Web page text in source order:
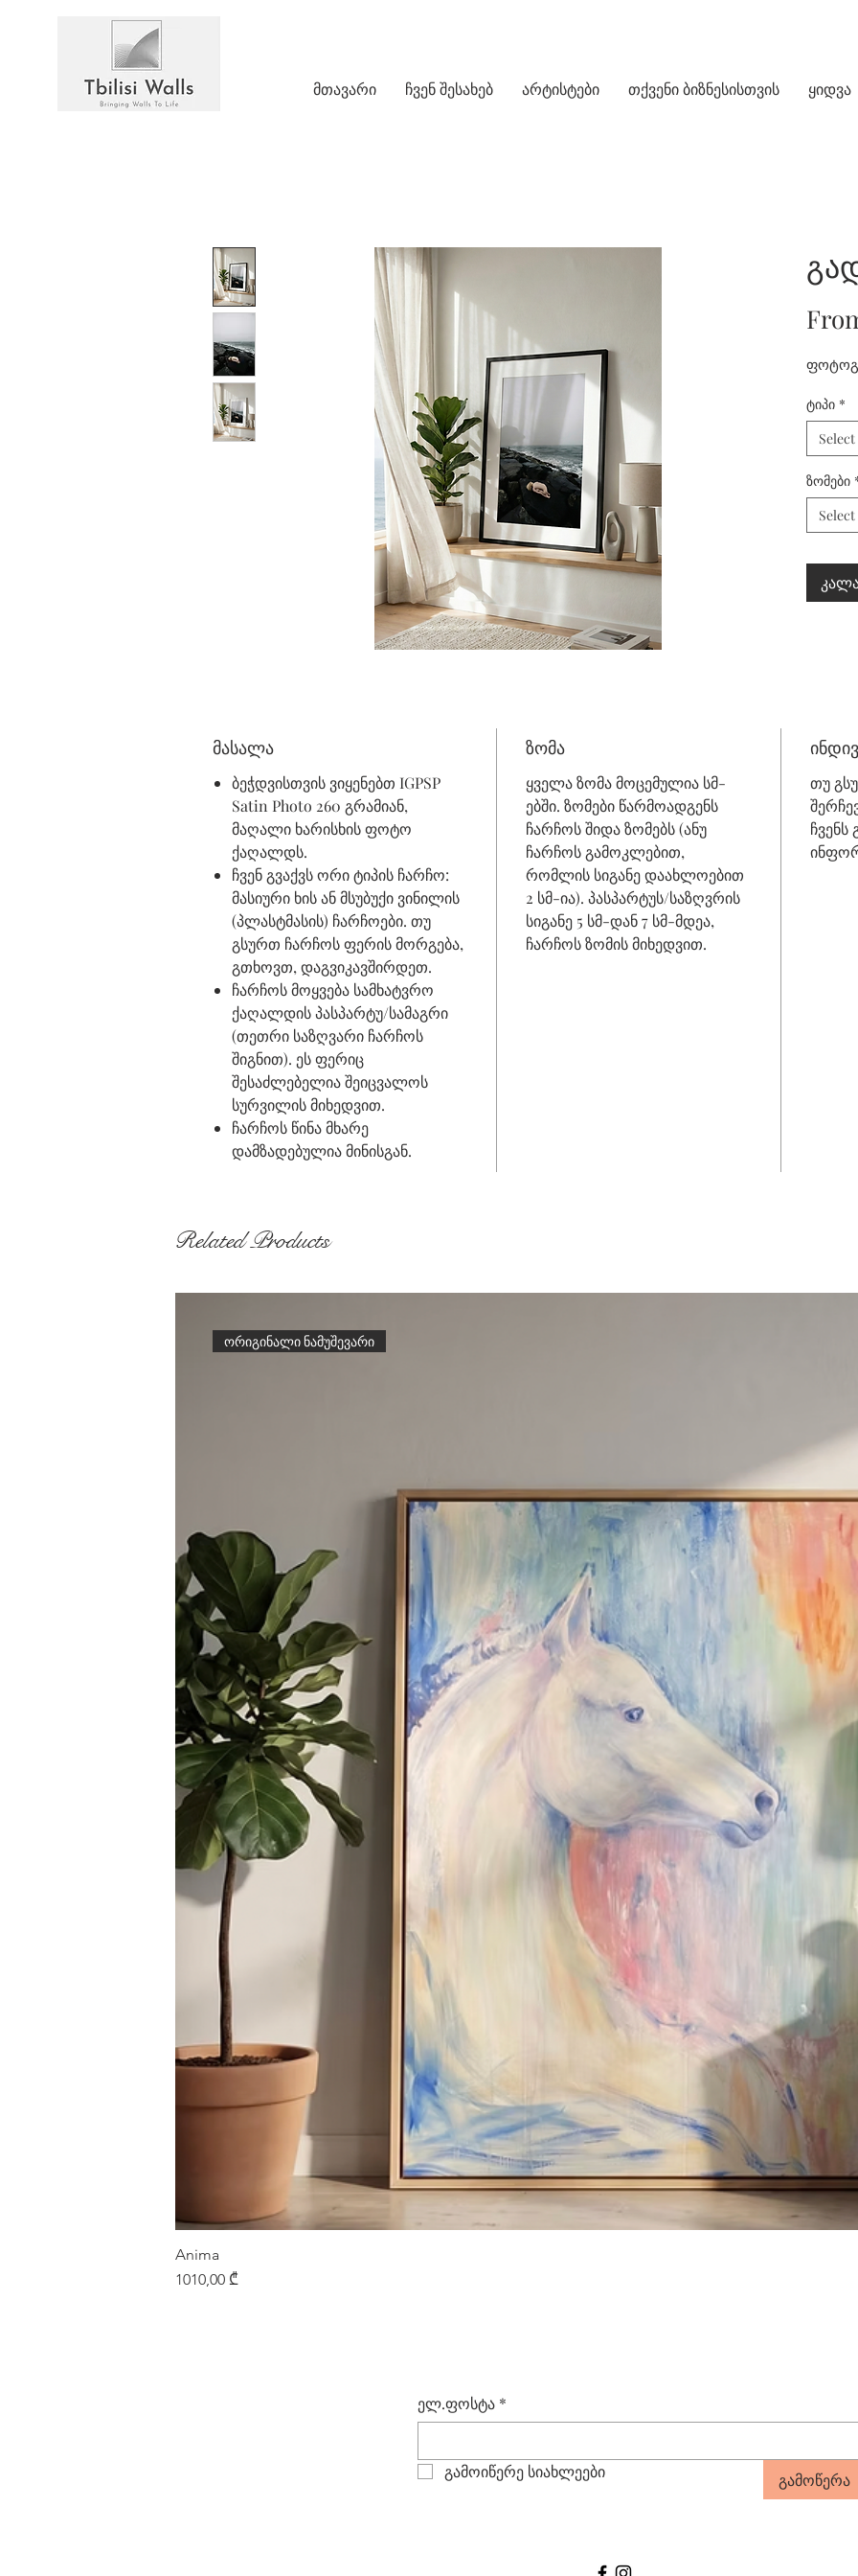
მთავარი ჩვენ შესახებ არტისტები თქვენი ბიზნესისთვის ყიდვა
ტიპი *
Select
ზომები
Select
მასალა
ბეჭდვისთვის ვიყენებთ IGPSP
Satin Photo 260 გრამიან,
მაღალი ხარისხის ფოტო
ქაღალდს.
ჩვენ გვაქვს ორი ტიპის ჩარჩო:
მასიური ხის ან მსუბუქი ვინილის
(პლასტმასის) ჩარჩოები. თუ
გსურთ ჩარჩოს ფერის მორგება,
გთხოვთ, დაგვიკავშირდეთ.
ჩარჩოს მოყვება სამხატვრო
ქაღალდის პასპარტუ/სამაგრი
(თეთრი საზღვარი ჩარჩოს
შიგნით). ეს ფერიც
შესაძლებელია შეიცვალოს
სურვილის მიხედვით.
ჩარჩოს წინა მხარე
დამზადებულია მინისგან.
ზომა
ყველა ზომა მოცემულია სმ-
ებში. ზომები წარმოადგენს
ჩარჩოს შიდა ზომებს (ანუ
ჩარჩოს გამოკლებით,
რომლის სიგანე დაახლოებით
2 სმ-ია). პასპარტუს/საზღვრის
სიგანე 5 სმ-დან 7 სმ-მდეა,
ჩარჩოს ზომის მიხედვით.
თუ
Related Products
ორიგინალი ნამუშევარი
Anima
Price
1010,00 ₾
ელ.ფოსტა *
გამოიწერე სიახლეები გამოწერა